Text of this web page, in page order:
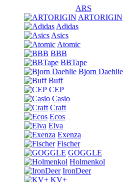
ARS
ARTORIGIN
Adidas
Asics
Atomic
BBB
BBTape
Bjorn Daehlie
Buff
CEP
Casio
Craft
Ecos
Elva
Exenza
Fischer
GOGGLE
Holmenkol
IronDeer
KV+